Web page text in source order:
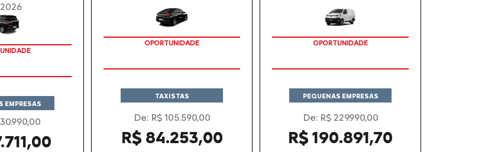
EMPRESAS
CONSULTORIA ISENÇÃO GRATUITA
TAXISTAS
De: R$ 105.590,00
R$ 84.253,00
OPORTUNIDADE
PEQUENAS EMPRESAS
De: R$ 229.990,00
R$ 190.891,70